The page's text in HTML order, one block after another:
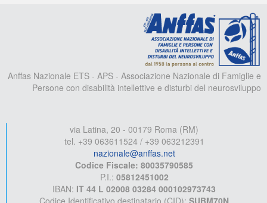
Anffas Nazionale ETS - APS - Associazione Nazionale di Famiglie e
Persone con disabilità intellettive e disturbi del neurosviluppo
via Latina, 20 - 00179 Roma (RM)
tel. +39 063611524 / +39 063212391
nazionale@anffas.net
Codice Fiscale: 80035790585
P.I.: 05812451002
IBAN: IT 44 L 02008 03284 000102973743
Codice Identificativo destinatario (CID): SUBM70N